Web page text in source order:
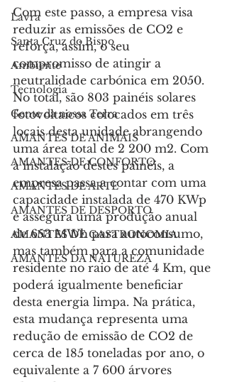
Lavra
Santa Cruz do Bispo
Ambiente
Tecnologia
Gente da nossa Terra
AMANTES DE ANIMAIS
AMANTES DE CONFORTO
AMANTES DE ARTE
AMANTES DE DESPORTO
AMANTES DE GASTRONOMIA
AMANTES DA NATUREZA
Com este passo, a empresa visa
reduzir as emissões de CO2 e
reforça, assim, o seu
compromisso de atingir a
neutralidade carbónica em 2050.
No total, são 803 painéis solares
fotovoltaicos colocados em três
locais desta unidade abrangendo
uma área total de 2 200 m2. Com
a instalação destes painéis, a
empresa passa a contar com uma
capacidade instalada de 470 KWp
e assegura uma produção anual
de 653 MWh para autoconsumo,
mas também para a comunidade
residente no raio de até 4 Km, que
poderá igualmente beneficiar
desta energia limpa. Na prática,
esta mudança representa uma
redução de emissão de CO2 de
cerca de 185 toneladas por ano, o
equivalente a 7 600 árvores